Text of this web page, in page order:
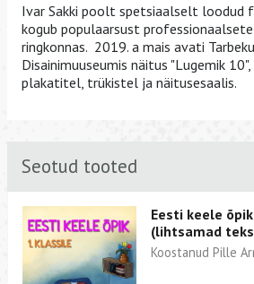
Ivar Sakki poolt spetsiaalselt loodud
kogub populaarsust
ringkonnas. 2019. a mais avati
Disainimuuseumis näitus "Lugemik
plakatitel, trükistel ja näitusesaalis.
Seotud tooted
Eesti keele
(lihtsamad
Koostanud Pille